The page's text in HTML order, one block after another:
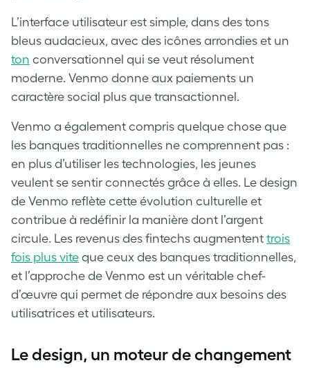
L’interface utilisateur est simple, dans des tons
bleus audacieux, avec des icônes arrondies et un
ton conversationnel qui se veut résolument
moderne. Venmo donne aux paiements un
caractère social plus que transactionnel.
Venmo a également compris quelque chose que
les banques traditionnelles ne comprennent pas :
en plus d’utiliser les technologies, les jeunes
veulent se sentir connectés grâce à elles. Le design
de Venmo reflète cette évolution culturelle et
contribue à redéfinir la manière dont l’argent
circule. Les revenus des fintechs augmentent trois
fois plus vite que ceux des banques traditionnelles,
et l’approche de Venmo est un véritable chef-
d’œuvre qui permet de répondre aux besoins des
utilisatrices et utilisateurs.
Le design, un moteur de changement